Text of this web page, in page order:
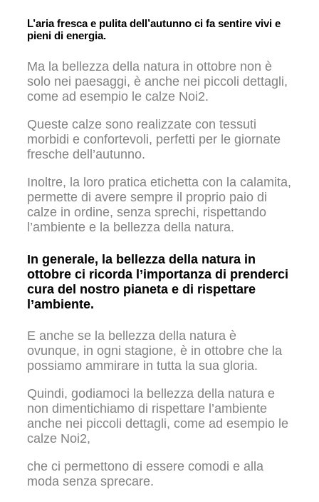
L’aria fresca e pulita dell’autunno ci fa sentire vivi e
pieni di energia.
Ma la bellezza della natura in ottobre non è
solo nei paesaggi, è anche nei piccoli dettagli,
come ad esempio le calze Noi2.
Queste calze sono realizzate con tessuti
morbidi e confortevoli, perfetti per le giornate
fresche dell’autunno.
Inoltre, la loro pratica etichetta con la calamita,
permette di avere sempre il proprio paio di
calze in ordine, senza sprechi, rispettando
l’ambiente e la bellezza della natura.
In generale, la bellezza della natura in
ottobre ci ricorda l’importanza di prenderci
cura del nostro pianeta e di rispettare
l’ambiente.
E anche se la bellezza della natura è
ovunque, in ogni stagione, è in ottobre che la
possiamo ammirare in tutta la sua gloria.
Quindi, godiamoci la bellezza della natura e
non dimentichiamo di rispettare l’ambiente
anche nei piccoli dettagli, come ad esempio le
calze Noi2,
che ci permettono di essere comodi e alla
moda senza sprecare.